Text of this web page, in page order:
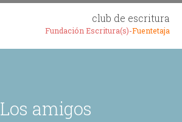
club de escritura
Fundación Escritura(s)-Fuentetaja
Los amigos